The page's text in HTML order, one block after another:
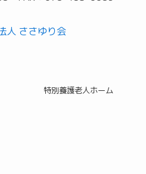
人 ささゆり会
特別養護老人ホーム